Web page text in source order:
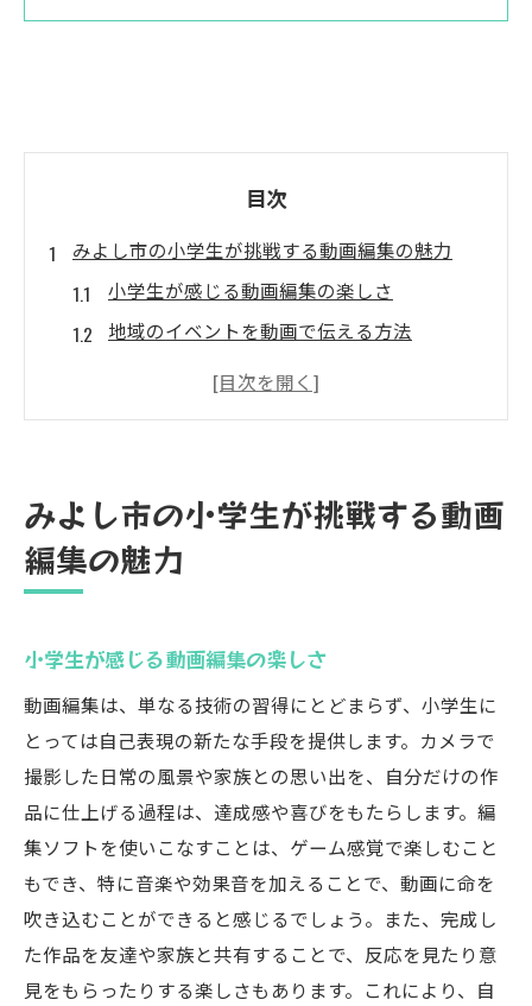
目次
みよし市の小学生が挑戦する動画編集の魅力
小学生が感じる動画編集の楽しさ
地域のイベントを動画で伝える方法
創造力を養う動画制作のメリット
初心者必見！動画編集を始めるための基本ステ
ップ
撮影した素材の整理と活用法
音楽と効果音の効果的な使い方
初めての動画完成までの流れ
編集後の動画を共有する方法
愛知県みよし市で活用できる動画編集ツールと
リソース
無料で使える動画編集ソフトの紹介
地元の図書館で利用できる編集設備
みよし市の小学生が挑戦する動画
編集の魅力
小学生が感じる動画編集の楽しさ
動画編集は、単なる技術の習得にとどまらず、小学生に
とっては自己表現の新たな手段を提供します。カメラで
撮影した日常の風景や家族との思い出を、自分だけの作
品に仕上げる過程は、達成感や喜びをもたらします。編
集ソフトを使いこなすことは、ゲーム感覚で楽しむこと
もでき、特に音楽や効果音を加えることで、動画に命を
吹き込むことができると感じるでしょう。また、完成し
た作品を友達や家族と共有することで、反応を見たり意
見をもらったりする楽しさもあります。これにより、自